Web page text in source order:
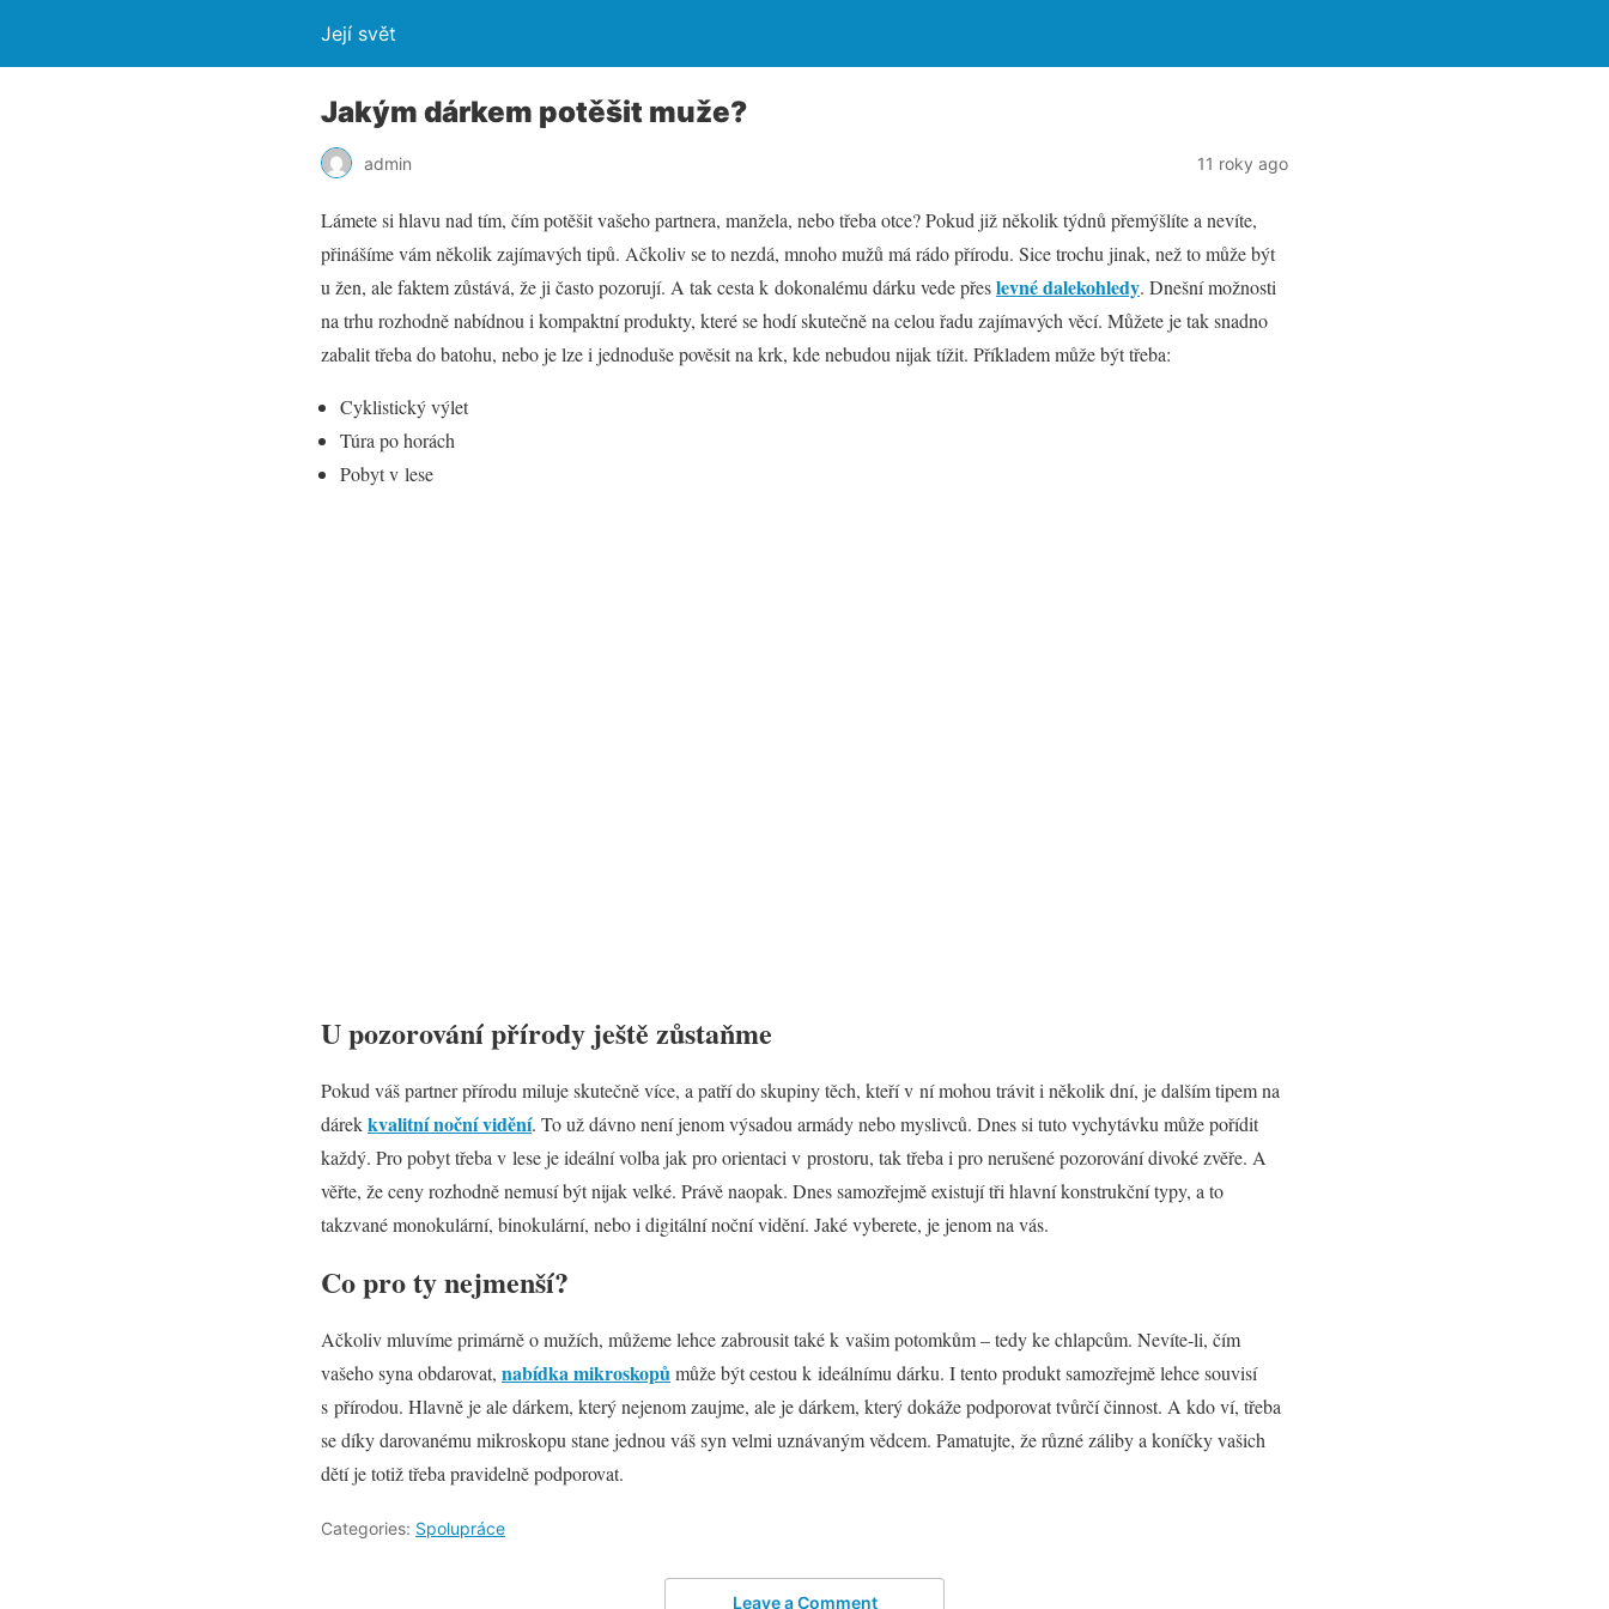
Její svět
Jakým dárkem potěšit muže?
admin 11 roky ago
Lámete si hlavu nad tím, čím potěšit vašeho partnera, manžela, nebo třeba otce? Pokud již několik týdnů přemýšlíte a nevíte,
přinášíme vám několik zajímavých tipů. Ačkoliv se to nezdá, mnoho mužů má rádo přírodu. Sice trochu jinak, než to může být
u žen, ale faktem zůstává, že ji často pozorují. A tak cesta k dokonalému dárku vede přeslevné dalekohledy. Dnešní možnosti
na trhu rozhodně nabídnou i kompaktní produkty, které se hodí skutečně na celou řadu zajímavých věcí. Můžete je tak snadno
zabalit třeba do batohu, nebo je lze i jednoduše pověsit na krk, kde nebudou nijak tížit. Příkladem může být třeba:
Cyklistický výlet
Túra po horách
Pobyt v lese
U pozorování přírody ještě zůstaňme
Pokud váš partner přírodu miluje skutečně více, a patří do skupiny těch, kteří v ní mohou trávit i několik dní, je dalším tipem na
dárekkvalitní noční vidění. To už dávno není jenom výsadou armády nebo myslivců. Dnes si tuto vychytávku může pořídit
každý. Pro pobyt třeba v lese je ideální volba jak pro orientaci v prostoru, tak třeba i pro nerušené pozorování divoké zvěře. A
věřte, že ceny rozhodně nemusí být nijak velké. Právě naopak. Dnes samozřejmě existují tři hlavní konstrukční typy, a to
takzvané monokulární, binokulární, nebo i digitální noční vidění. Jaké vyberete, je jenom na vás.
Co pro ty nejmenší?
Ačkoliv mluvíme primárně o mužích, můžeme lehce zabrousit také k vašim potomkům – tedy ke chlapcům. Nevíte-li, čím
vašeho syna obdarovat, nabídka mikroskopůmůže být cestou k ideálnímu dárku. I tento produkt samozřejmě lehce souvisí
s přírodou. Hlavně je ale dárkem, který nejenom zaujme, ale je dárkem, který dokáže podporovat tvůrčí činnost. A kdo ví, třeba
se díky darovanému mikroskopu stane jednou váš syn velmi uznávaným vědcem. Pamatujte, že různé záliby a koníčky vašich
dětí je totiž třeba pravidelně podporovat.
Categories: Spolupráce
Leave a Comment